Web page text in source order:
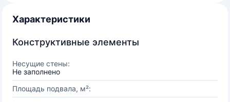
Характеристики
Конструктивные элементы
Несущие стены:
Не заполнено
Площадь подвала, м²: